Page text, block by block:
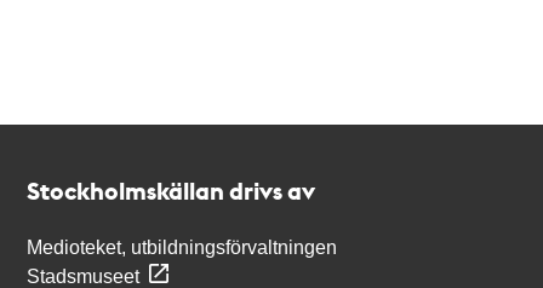
Stockholmskällan drivs av
Medioteket, utbildningsförvaltningen
Stadsmuseet